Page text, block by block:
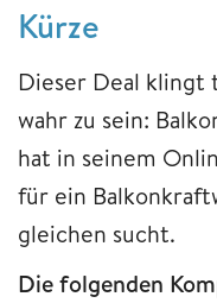
Kürze
Dieser Deal klingt
wahr zu sein:
hat in seinem
für ein
gleichen sucht.
Die folgenden